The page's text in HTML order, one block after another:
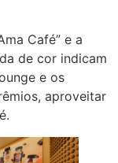
Café” e a
de cor indicam
e os
aproveitar